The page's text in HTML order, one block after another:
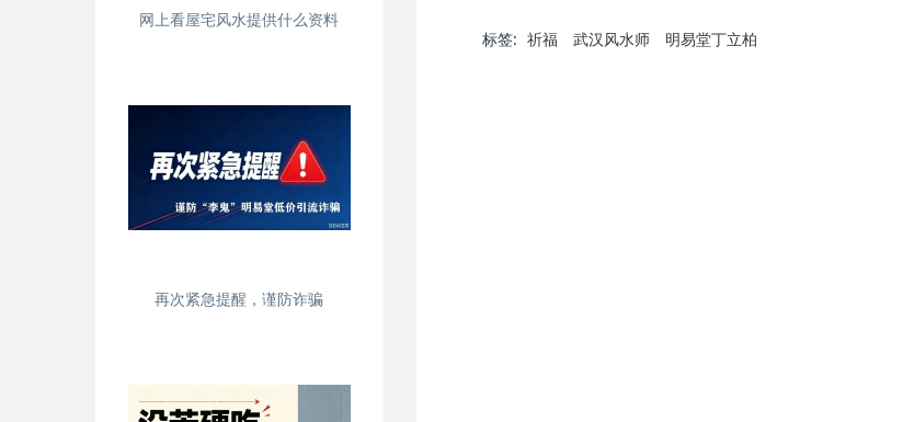
标签: 祈福 武汉风水师 明易堂丁立柏
网上看屋宅风水提供什么资料
再次紧急提醒，谨防诈骗